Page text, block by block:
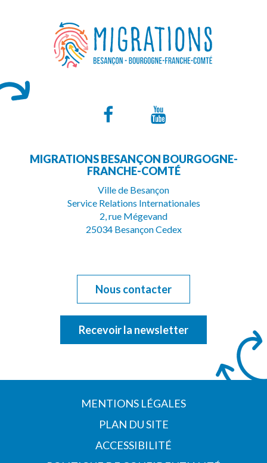
Lien
le
compte
Facebook
la
Youtube
MIGRATIONS BESANÇON BOURGOGNE-
FRANCHE-COMTÉ
Ville de Besançon
Service Relations Internationales
2, rue Mégevand
25034 Besançon Cedex
Nous contacter
Recevoir la newsletter
MENTIONS LÉGALES
PLAN DU SITE
ACCESSIBILITÉ